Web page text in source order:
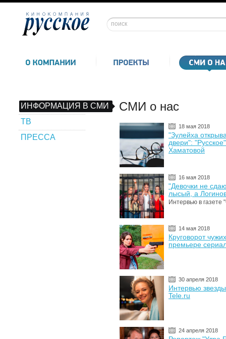
ИНФОРМАЦИЯ В СМИ
ТВ
ПРЕССА
СМИ о нас
18 мая 2018
"Зулейха
двери":
Хаматовой
16 мая 2018
"Девочки не
лысый, а
Интервью в газете
14 мая 2018
Круговорот
премьере
30 апреля 2018
Интервью
Tele.ru
24 апреля 2018